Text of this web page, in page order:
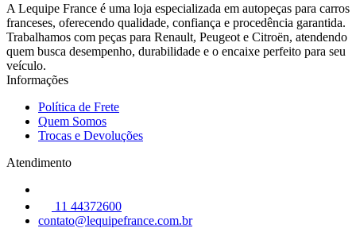
A Lequipe France é uma loja especializada em autopeças para carros
franceses, oferecendo qualidade, confiança e procedência garantida.
Trabalhamos com peças para Renault, Peugeot e Citroën, atendendo
quem busca desempenho, durabilidade e o encaixe perfeito para seu
veículo.
Informações
Política de Frete
Quem Somos
Trocas e Devoluções
Atendimento
11 44372600
contato@lequipefrance.com.br